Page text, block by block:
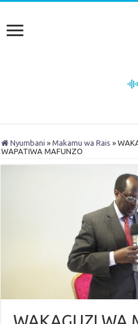
Nyumbani » Makamu wa Rais »
WAPATIWA MAFUNZO